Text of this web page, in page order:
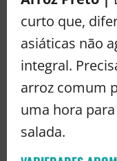
curto que,
asiáticas não
integral.
arroz comum
uma hora
salada.